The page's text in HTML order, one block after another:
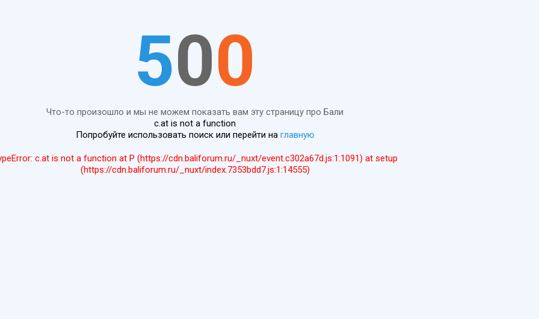
500
Что-то произошло и мы не можем показать вам эту страницу про Бали
c.at is not a function
Попробуйте использовать поиск или перейти на главную
c.at is not a function at P (https://cdn.baliforum.ru/_nuxt/event.c302a67d.js:1:1091) at setup
(https://cdn.baliforum.ru/_nuxt/index.7353bdd7.js:1:14555)